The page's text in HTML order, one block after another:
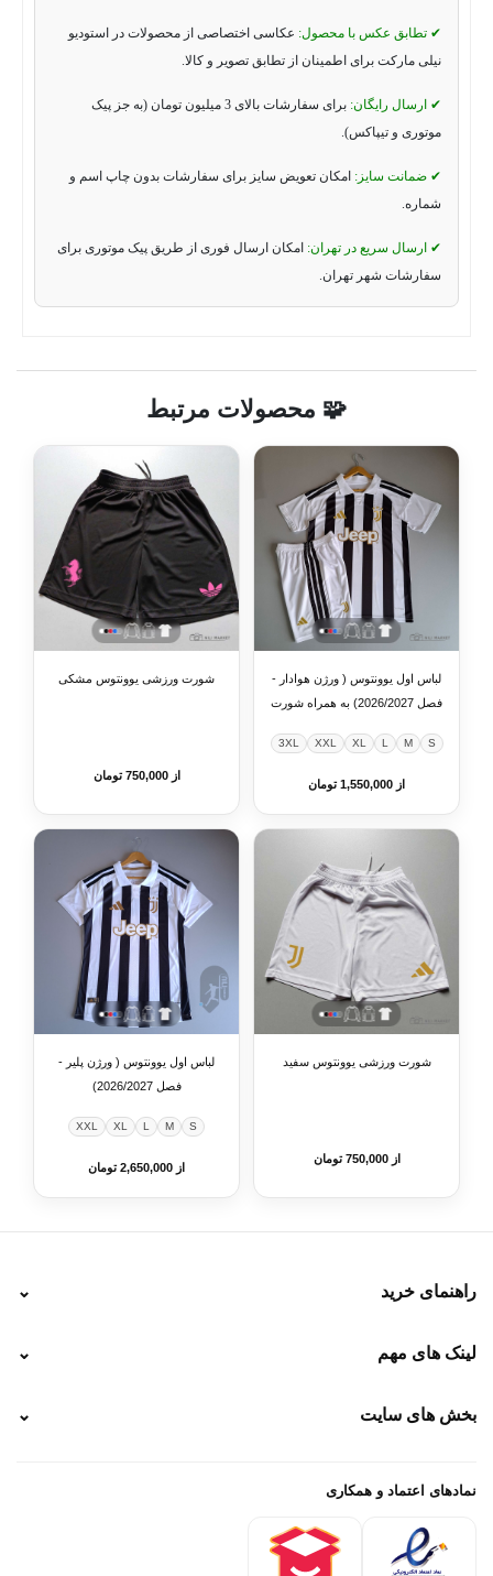
✔ تطابق عکس با محصول: عکاسی اختصاصی از محصولات در استودیو
نیلی مارکت برای اطمینان از تطابق تصویر و کالا.
✔ ارسال رایگان:
برای سفارشات بالای 3 میلیون تومان (به جز پیک
موتوری و تیپاکس).
✔ ضمانت سایز: امکان تعویض سایز برای سفارشات بدون چاپ اسم و
شماره.
✔ ارسال سریع در تهران: امکان ارسال فوری از طریق پیک موتوری برای
سفارشات شهر تهران.
🧩 محصولات مرتبط
لباس اول یوونتوس ( ورژن هوادار -
فصل 2026/2027) به همراه شورت
S
M
L
XL
XXL
3XL
از 1,550,000 تومان
شورت ورزشی یوونتوس مشکی
از 750,000 تومان
شورت ورزشی یوونتوس سفید
از 750,000 تومان
لباس اول یوونتوس ( ورژن پلیر -
فصل 2026/2027)
S
M
L
XL
XXL
از 2,650,000 تومان
راهنمای خرید ⌄
نحوه پرداخت
راهنمای سفارش
لینک های مهم ⌄
رهگیری تیپاکس
خرید لباس جدید بارسلونا 2025/2026
بخش های سایت ⌄
پرداخت باز
تماس با ما
نمادهای اعتماد و همکاری